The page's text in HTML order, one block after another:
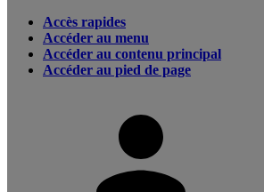
Accès rapides
Accéder au menu
Accéder au contenu principal
Accéder au pied de page